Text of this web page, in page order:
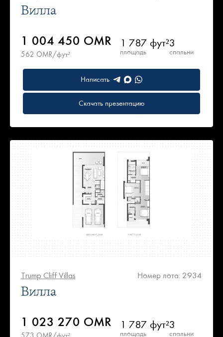
Вилла
1 004 450 OMR
562 OMR/фут²
1 787 фут²
площадь
3
спальни
Написать
Скачать презентацию
Trump Cliff Villas Номер лота: 2934
Вилла
1 023 270 OMR 1 787 фут²
площадь
3
спальни